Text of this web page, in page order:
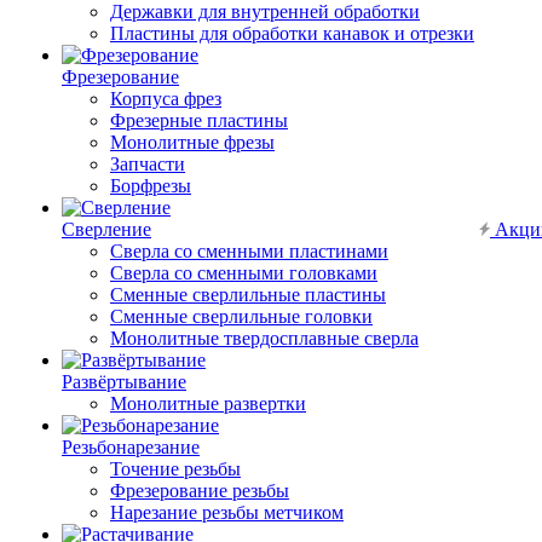
Державки для внутренней обработки
Пластины для обработки канавок и отрезки
Фрезерование
Корпуса фрез
Фрезерные пластины
Монолитные фрезы
Запчасти
Борфрезы
Сверление
Сверла со сменными пластинами
Сверла со сменными головками
Сменные сверлильные пластины
Сменные сверлильные головки
Монолитные твердосплавные сверла
Развёртывание
Монолитные развертки
Резьбонарезание
Точение резьбы
Фрезерование резьбы
Нарезание резьбы метчиком